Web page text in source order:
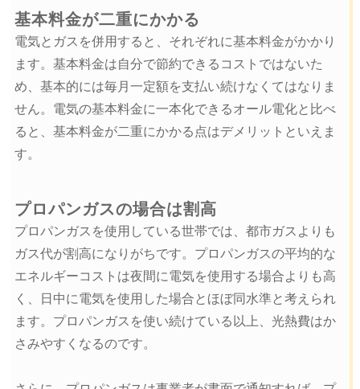
基本料金が二重にかかる
電気とガスを併用すると、それぞれに基本料金がかかり
ます。基本料金は自分で節約できるコストではないた
め、基本的には毎月一定額を支払い続けなくてはなりま
せん。電気の基本料金に一本化できるオール電化と比べ
ると、基本料金が二重にかかる点はデメリットといえま
す。
プロパンガスの場合は割高
プロパンガスを使用している世帯では、都市ガスよりも
ガス代が割高になりがちです。プロパンガスの平均的な
エネルギーコストは夜間に電気を使用する場合よりも高
く、日中に電気を使用した場合とほぼ同水準と考えられ
ます。プロパンガスを使い続けている以上、光熱費はか
さみやすくなるのです。